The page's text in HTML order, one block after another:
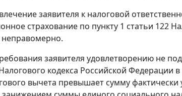
заявителя к налоговой
страхование по пункту 1 статьи 122
заявителя удовлетворению не
кодекса Российской Федерации
вычета превышает сумму фактически